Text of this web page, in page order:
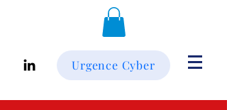
Urgence Cyber